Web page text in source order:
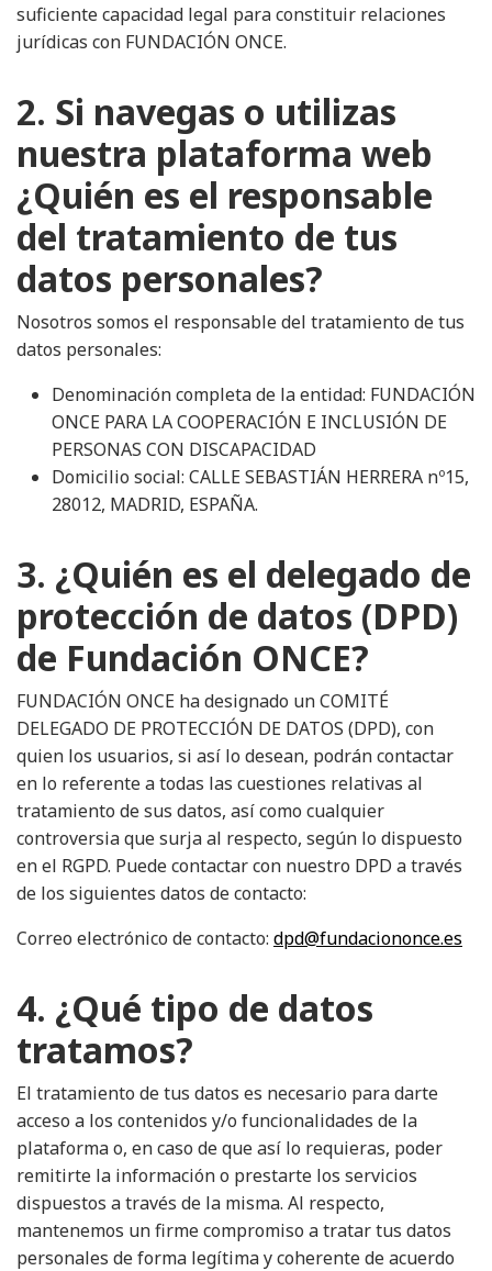
suficiente capacidad legal para constituir relaciones
jurídicas con FUNDACIÓN ONCE.
2. Si navegas o utilizas
nuestra plataforma web
¿Quién es el responsable
del tratamiento de tus
datos personales?
Nosotros somos el responsable del tratamiento de tus
datos personales:
Denominación completa de la entidad: FUNDACIÓN
ONCE PARA LA COOPERACIÓN E INCLUSIÓN DE
PERSONAS CON DISCAPACIDAD
Domicilio social: CALLE SEBASTIÁN HERRERA nº15,
28012, MADRID, ESPAÑA.
3. ¿Quién es el delegado de
protección de datos (DPD)
de Fundación ONCE?
FUNDACIÓN ONCE ha designado un COMITÉ
DELEGADO DE PROTECCIÓN DE DATOS (DPD), con
quien los usuarios, si así lo desean, podrán contactar
en lo referente a todas las cuestiones relativas al
tratamiento de sus datos, así como cualquier
controversia que surja al respecto, según lo dispuesto
en el RGPD. Puede contactar con nuestro DPD a través
de los siguientes datos de contacto:
Correo electrónico de contacto: dpd@fundaciononce.es
4. ¿Qué tipo de datos
tratamos?
El tratamiento de tus datos es necesario para darte
acceso a los contenidos y/o funcionalidades de la
plataforma o, en caso de que así lo requieras, poder
remitirte la información o prestarte los servicios
dispuestos a través de la misma. Al respecto,
mantenemos un firme compromiso a tratar tus datos
personales de forma legítima y coherente de acuerdo